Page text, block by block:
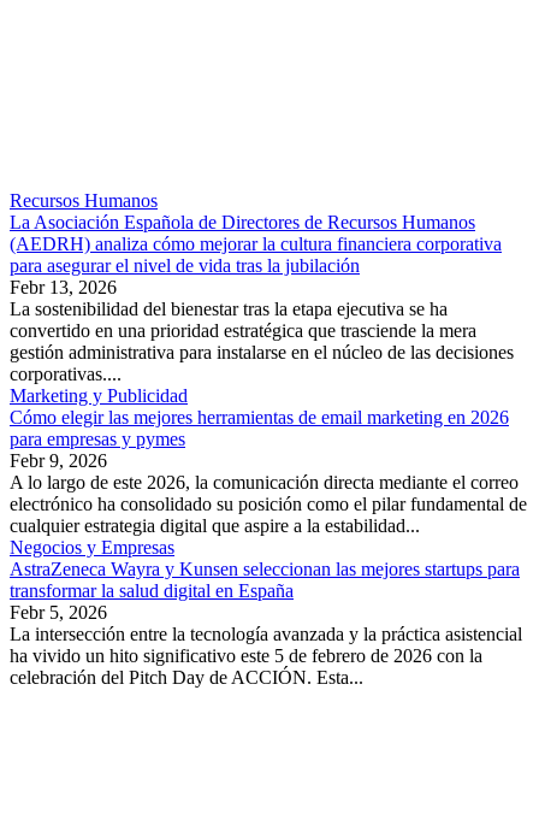
Recursos Humanos
La Asociación Española de Directores de Recursos Humanos
(AEDRH) analiza cómo mejorar la cultura financiera corporativa
para asegurar el nivel de vida tras la jubilación
Febr 13, 2026
La sostenibilidad del bienestar tras la etapa ejecutiva se ha
convertido en una prioridad estratégica que trasciende la mera
gestión administrativa para instalarse en el núcleo de las decisiones
corporativas....
Marketing y Publicidad
Cómo elegir las mejores herramientas de email marketing en 2026
para empresas y pymes
Febr 9, 2026
A lo largo de este 2026, la comunicación directa mediante el correo
electrónico ha consolidado su posición como el pilar fundamental de
cualquier estrategia digital que aspire a la estabilidad...
Negocios y Empresas
AstraZeneca Wayra y Kunsen seleccionan las mejores startups para
transformar la salud digital en España
Febr 5, 2026
La intersección entre la tecnología avanzada y la práctica asistencial
ha vivido un hito significativo este 5 de febrero de 2026 con la
celebración del Pitch Day de ACCIÓN. Esta...